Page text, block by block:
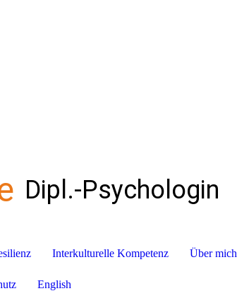
Dipl.-Psychologin
Interkulturelle Kompetenz Über mich
English